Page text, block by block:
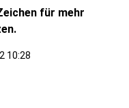
für mehr
10:28